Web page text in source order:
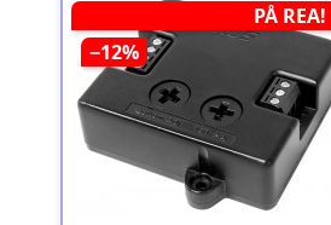
PÅ REA!
−12%